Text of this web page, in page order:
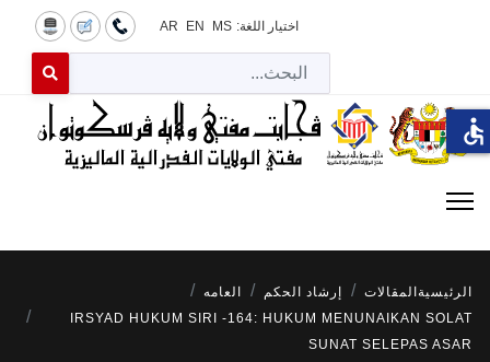
اختيار اللغة: MS
EN
AR
for results.
الرئيسية المقالات إرشاد الحكم
العامه
IRSYAD HUKUM SIRI -164: HUKUM MENUNAIKAN SOLAT
SUNAT SELEPAS ASAR
accessible